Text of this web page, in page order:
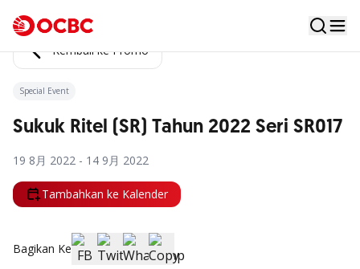
Kembali ke Promo
Special Event
Sukuk Ritel (SR) Tahun 2022 Seri SR017
19 8月 2022 - 14 9月 2022
Tambahkan ke Kalender
Bagikan Ke